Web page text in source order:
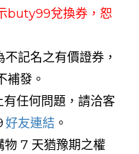
buty99兌換券，恕
記名之有價證券，
補發。
任何問題，請洽客
好友連結 。
物 7 天猶豫期之權